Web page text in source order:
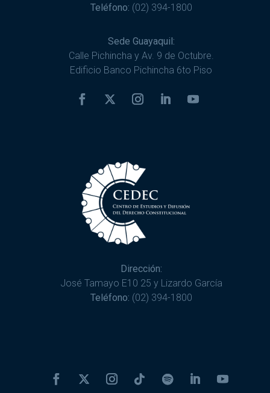
Teléfono: (02) 394-1800
Sede Guayaquil:
Calle Pichincha y Av. 9 de Octubre.
Edificio Banco Pichincha 6to Piso
Dirección:
José Tamayo E10 25 y Lizardo García
Teléfono: (02) 394-1800